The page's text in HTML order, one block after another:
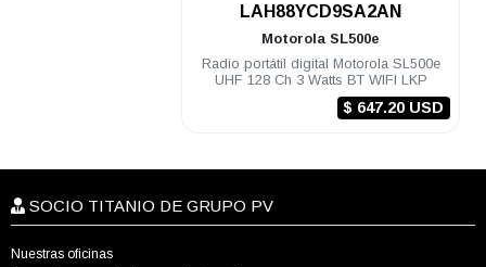
LAH88YCD9SA2AN
MotorolaSL500e
Radio portátil digital Motorola SL500e
UHF 128 Ch 3 Watts BT WIFI LKP
$ 647.20 USD
SOCIO TITANIO DE GRUPO PV
Nuestras oficinas